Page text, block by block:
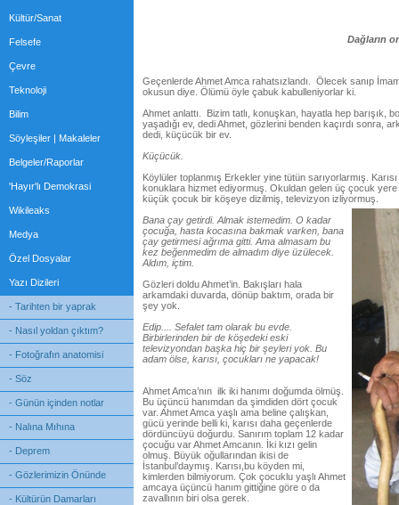
Kültür/Sanat
Felsefe
Çevre
Teknoloji
Bilim
Söyleşiler | Makaleler
Belgeler/Raporlar
'Hayır'lı Demokrasi
Wikileaks
Medya
Özel Dosyalar
Yazı Dizileri
- Tarihten bir yaprak
- Nasıl yoldan çıktım?
- Fotoğrafın anatomisi
- Söz
- Günün içinden notlar
- Nalına Mıhına
- Deprem
- Gözlerimizin Önünde
- Kültürün Damarları
Dağların
Geçenlerde Ahmet Amca rahatsızlandı. Ölecek sanıp İmam
okusun diye. Ölümü öyle çabuk kabulleniyorlar ki.
Ahmet anlattı. Bizim tatlı, konuşkan, hayatla hep barışık,
yaşadığı ev, dedi Ahmet, gözlerini benden kaçırdı sonra,
dedi, küçücük bir ev.
Küçücük.
Köylüler toplanmış Erkekler yine tütün sarıyorlarmış.
konuklara hizmet ediyormuş. Okuldan gelen üç çocuk yere
küçük çocuk bir köşeye dizilmiş, televizyon izliyormuş.
Bana çay getirdi. Almak istemedim. O kadar
çocuğa, hasta kocasına bakmak varken, bana
çay getirmesi ağrıma gitti. Ama almasam bu
kez beğenmedim de almadım diye üzülecek.
Aldım, içtim.
Gözleri doldu Ahmet’in. Bakışları hala
arkamdaki duvarda, dönüp baktım, orada bir
şey yok.
Edip.... Sefalet tam olarak bu evde.
Birbirlerinden bir de köşedeki eski
televizyondan başka hiç bir şeyleri yok. Bu
adam ölse, karısı, çocukları ne yapacak!
Ahmet Amca’nın ilk iki hanımı doğumda ölmüş.
Bu üçüncü hanımdan da şimdiden dört çocuk
var. Ahmet Amca yaşlı ama beline çalışkan,
gücü yerinde belli ki, karısı daha geçenlerde
dördüncüyü doğurdu. Sanırım toplam 12 kadar
çocuğu var Ahmet Amcanın. İki kızı gelin
olmuş. Büyük oğullarından ikisi de
İstanbul’daymış. Karısı,bu köyden mi,
kimlerden bilmiyorum. Çok çocuklu yaşlı Ahmet
amcaya üçüncü hanım gittiğine göre o da
zavallının biri olsa gerek.